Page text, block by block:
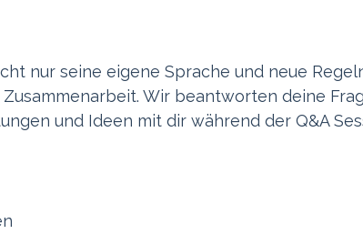
nur seine eigene Sprache und neue
Wir beantworten deine
und Ideen mit dir während der Q&A